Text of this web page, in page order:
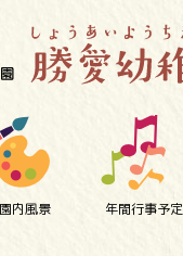
園内風景 年間行事予定